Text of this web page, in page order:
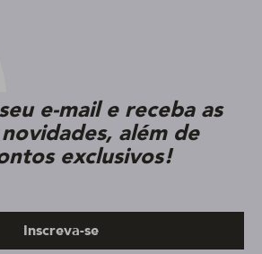
e-mail e receba as
além de
exclusivos!
Inscreva-se